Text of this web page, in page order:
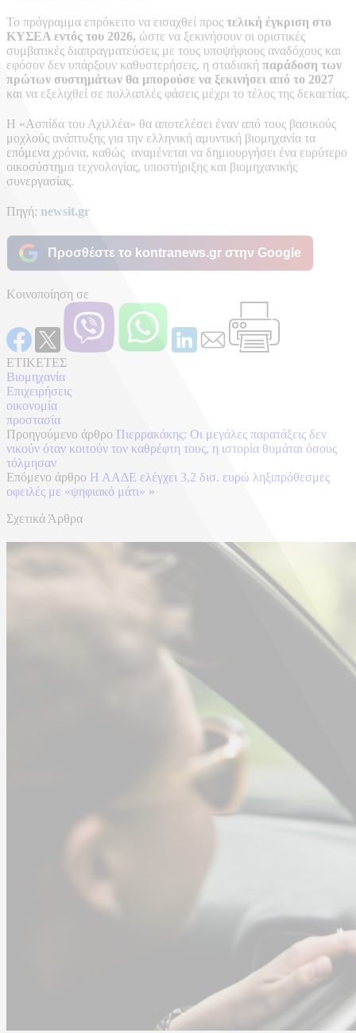
Το πρόγραμμα επρόκειτο να εισαχθεί προς τελική έγκριση στο
ΚΥΣΕΑ εντός του 2026, ώστε να ξεκινήσουν οι οριστικές
συμβατικές διαπραγματεύσεις με τους υποψήφιους αναδόχους και
εφόσον δεν υπάρξουν καθυστερήσεις, η σταδιακή παράδοση των
πρώτων συστημάτων θα μπορούσε να ξεκινήσει από το 2027
και να εξελιχθεί σε πολλαπλές φάσεις μέχρι το τέλος της δεκαετίας.
Η «Ασπίδα του Αχιλλέα» θα αποτελέσει έναν από τους βασικούς
μοχλούς ανάπτυξης για την ελληνική αμυντική βιομηχανία τα
επόμενα χρόνια, καθώς αναμένεται να δημιουργήσει ένα ευρύτερο
οικοσύστημα τεχνολογίας, υποστήριξης και βιομηχανικής
συνεργασίας.
Πηγή: newsit.gr
Προσθέστε το kontranews.gr στην Google
Κοινοποίηση σε
ΕΤΙΚΕΤΕΣ
Βιομηχανία
Επιχειρήσεις
οικονομία
προστασία
Προηγούμενο άρθρο Πιερρακάκης: Οι μεγάλες παρατάξεις δεν
νικούν όταν κοιτούν τον καθρέφτη τους, η ιστορία θυμάται όσους
τόλμησαν
Επόμενο άρθρο Η ΑΑΔΕ ελέγχει 3,2 δισ. ευρώ ληξιπρόθεσμες
οφειλές με «ψηφιακό μάτι» »
Σχετικά Άρθρα